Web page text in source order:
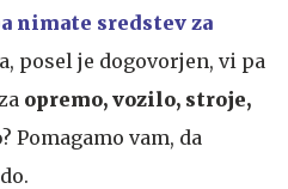
nimate sredstev za
posel je dogovorjen, vi pa
opremo, vozilo, stroje,
? Pomagamo vam, da